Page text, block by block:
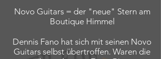
Novo Guitars = der "neue" Stern am
Boutique Himmel
Dennis Fano hat sich mit seinen Novo
Guitars selbst übertroffen. Waren die